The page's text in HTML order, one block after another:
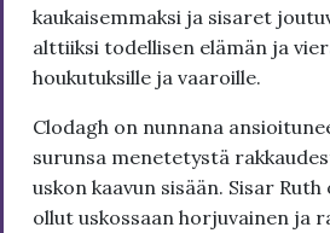
kaukaisemmaksi ja sisaret
alttiiksi todellisen elämän ja
houkutuksille ja vaaroille.
Clodagh on nunnana
surunsa menetetystä
uskon kaavun sisään. Sisar
ollut uskossaan horjuvainen ja